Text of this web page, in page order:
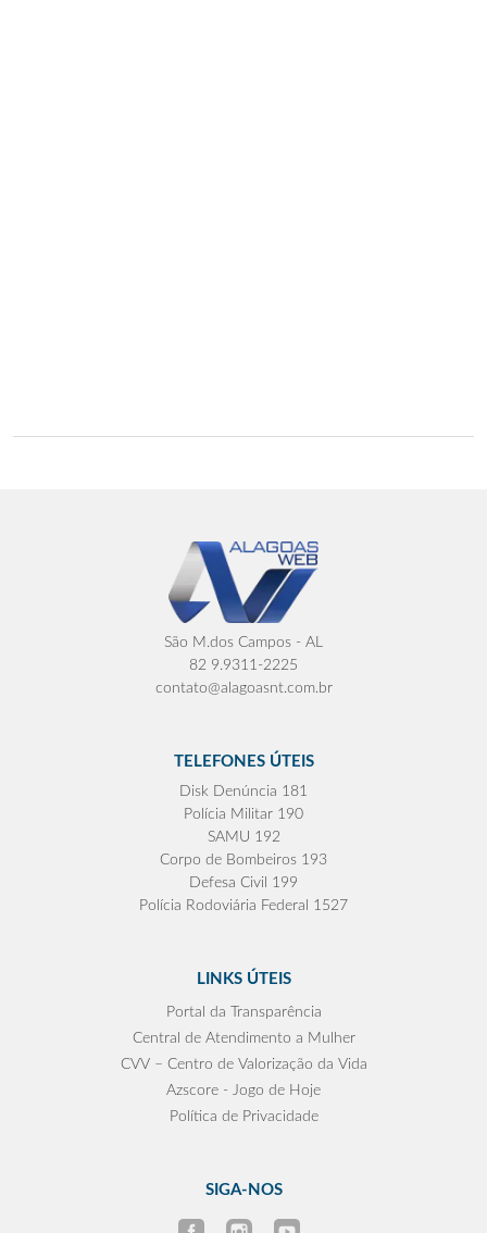
São M.dos Campos - AL
82 9.9311-2225
contato@alagoasnt.com.br
TELEFONES ÚTEIS
Disk Denúncia 181
Polícia Militar 190
SAMU 192
Corpo de Bombeiros 193
Defesa Civil 199
Polícia Rodoviária Federal 1527
LINKS ÚTEIS
Portal da Transparência
Central de Atendimento a Mulher
CVV – Centro de Valorização da Vida
Azscore - Jogo de Hoje
Política de Privacidade
SIGA-NOS